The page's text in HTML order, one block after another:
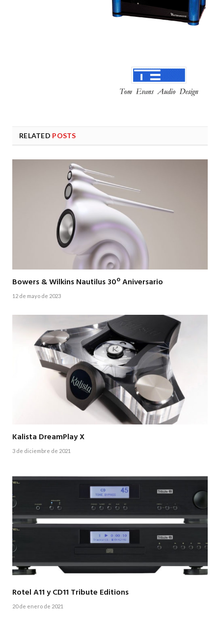
RELATED POSTS
Bowers & Wilkins Nautilus 30º Aniversario
12 de mayo de 2023
Kalista DreamPlay X
3 de diciembre de 2021
Rotel A11 y CD11 Tribute Editions
20 de enero de 2021